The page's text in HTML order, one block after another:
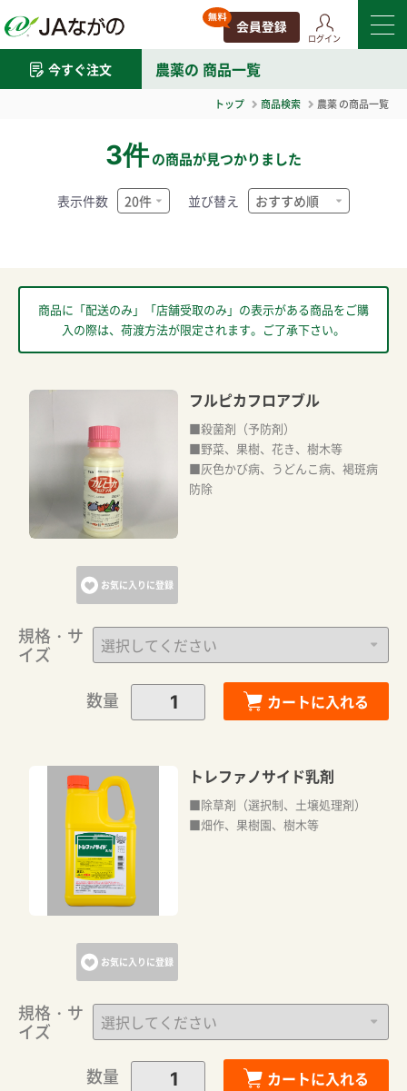
ログイン
今すぐ注文 農薬の 商品一覧
トップ 商品検索 農薬の商品一覧
3件の商品が見つかりました
表示件数 並び替え
商品に「配送のみ」「店舗受取のみ」の表示がある商品をご購
入の際は、荷渡方法が限定されます。ご了承下さい。
お気に入りに登録
フルピカフロアブル
■殺菌剤（予防剤）
■野菜、果樹、花き、樹木等
■灰色かび病、うどんこ病、褐斑病
防除
規格・サ
イズ
数量
カートに入れる
お気に入りに登録
トレファノサイド乳剤
■除草剤（選択制、土壌処理剤）
■畑作、果樹園、樹木等
規格・サ
イズ
数量
カートに入れる
カートに追加しました。